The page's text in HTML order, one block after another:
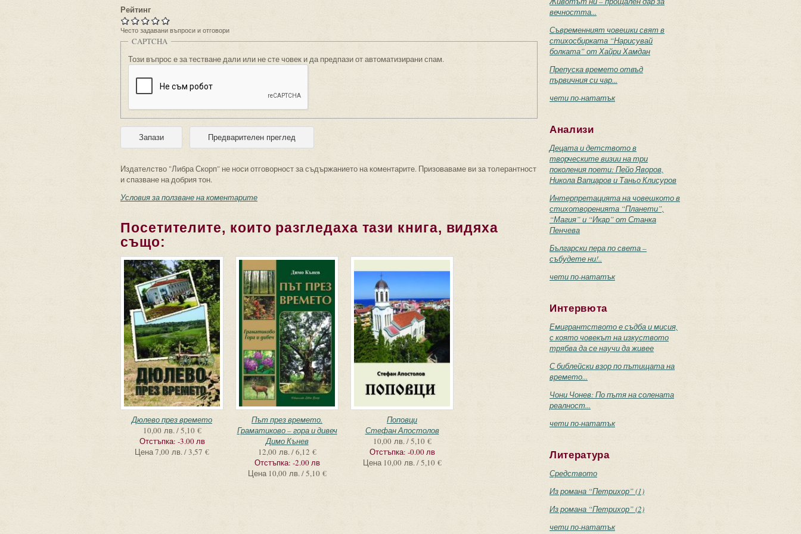
Рейтинг
Често задавани въпроси и отговори
CAPTCHA
Този въпрос е за тестване дали или не сте човек и да предпази от автоматизирани спам.
Издателство "Либра Скорп" не носи отговорност за съдържанието на коментарите. Призоваваме ви за толерантност
и спазване на добрия тон.
Условия за ползване на коментарите
Посетителите, които разгледаха тази книга, видяха
също:
Дюлево през времето
10,00 лв. / 5,10 €
Отстъпка: -3.00 лв
Цена7,00 лв. / 3,57 €
Път през времето.
Граматиково – гора и дивеч
Димо Кънев
12,00 лв. / 6,12 €
Отстъпка: -2.00 лв
Цена 10,00 лв. / 5,10 €
Поповци
Стефан Апостолов
10,00 лв. / 5,10 €
Отстъпка: -0.00 лв
Цена 10,00 лв. / 5,10 €
вечността...
Съвременният човешки свят в
стихосбирката “Нарисувай
болката” от Хайри Хамдан
Препуска времето отвъд
първичния си чар...
чети по-нататък
Анализи
Децата и детството в
творческите визии на три
поколения поети: Пейо Яворов,
Никола Вапцаров и Таньо Клисуров
Интерпретацията на човешкото в
стихотворенията “Планети”,
“Магия” и “Икар” от Станка
Пенчева
Български пера по света –
събудете ни!..
чети по-нататък
Интервюта
Емигрантството е съдба и мисия,
с която човекът на изкуството
трябва да се научи да живее
С библейски взор по пътищата на
времето...
Чони Чонев: По пътя на солената
реалност...
чети по-нататък
Литература
Средството
Из романа “Петрихор” (1)
Из романа “Петрихор” (2)
чети по-нататък